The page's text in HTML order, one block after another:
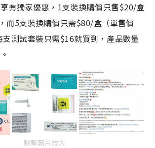
有獨家優惠，1支裝換購價只售$20/盒
而5支裝換購價只需$80/盒（單售價
測試套裝只需$16就買到，產品數量
點擊圖片放大